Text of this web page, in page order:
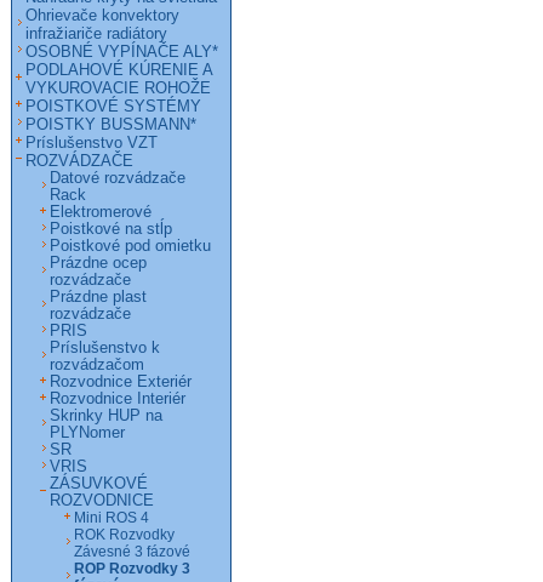
Ohrievače konvektory
infražiariče radiátory
OSOBNÉ VYPÍNAČE ALY*
PODLAHOVÉ KÚRENIE A
VYKUROVACIE ROHOŽE
POISTKOVÉ SYSTÉMY
POISTKY BUSSMANN*
Príslušenstvo VZT
ROZVÁDZAČE
Datové rozvádzače
Rack
Elektromerové
Poistkové na stĺp
Poistkové pod omietku
Prázdne ocep
rozvádzače
Prázdne plast
rozvádzače
PRIS
Príslušenstvo k
rozvádzačom
Rozvodnice Exteriér
Rozvodnice Interiér
Skrinky HUP na
PLYNomer
SR
VRIS
ZÁSUVKOVÉ
ROZVODNICE
Mini ROS 4
ROK Rozvodky
Závesné 3 fázové
ROP Rozvodky 3